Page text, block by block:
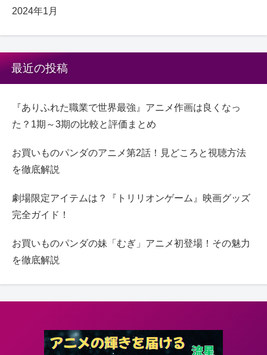
2024年1月
最近の投稿
『ありふれた職業で世界最強』アニメ作画は良くなっ
た？1期～3期の比較と評価まとめ
お買いものパンダのアニメ第2話！見どころと視聴方法
を徹底解説
劇場限定アイテムは？『トリリオンゲーム』映画グッズ
完全ガイド！
お買いものパンダの妹「むぎ」アニメ初登場！その魅力
を徹底解説